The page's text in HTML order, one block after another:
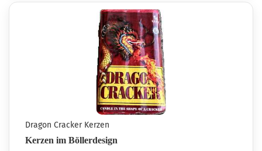
Dragon Cracker Kerzen
Kerzen im Böllerdesign